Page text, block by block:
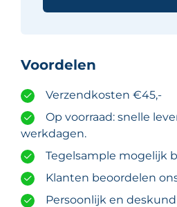
29,5x30,5
Voordelen
Verzendkosten €45,-
Op voorraad: snelle
werkdagen.
Tegelsample mogelijk
Klanten beoordelen
Persoonlijk en